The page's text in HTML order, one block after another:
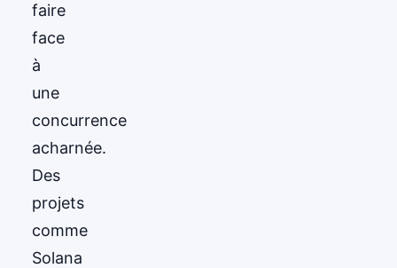
faire
face
à
une
concurrence
acharnée.
Des
projets
comme
Solana